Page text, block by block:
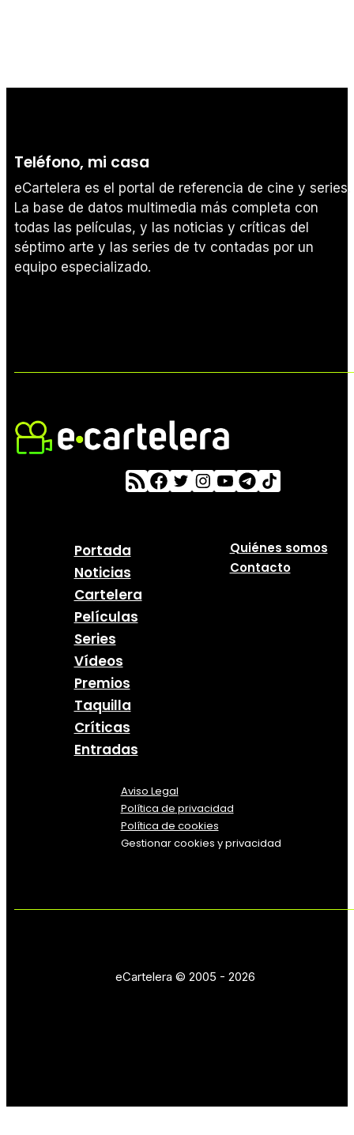
Teléfono, mi casa
eCartelera es el portal de referencia de cine y series.
La base de datos multimedia más completa con
todas las películas, y las noticias y críticas del
séptimo arte y las series de tv contadas por un
equipo especializado.
Portada
Noticias
Cartelera
Películas
Series
Vídeos
Premios
Taquilla
Críticas
Entradas
Quiénes somos
Contacto
Aviso Legal
Política de privacidad
Política de cookies
Gestionar cookies y privacidad
eCartelera © 2005 - 2026